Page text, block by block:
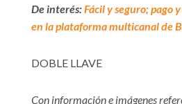
De interés:Fácil y seguro; pago
en la plataforma multicanal de
DOBLE LLAVE
Con información e imágenes